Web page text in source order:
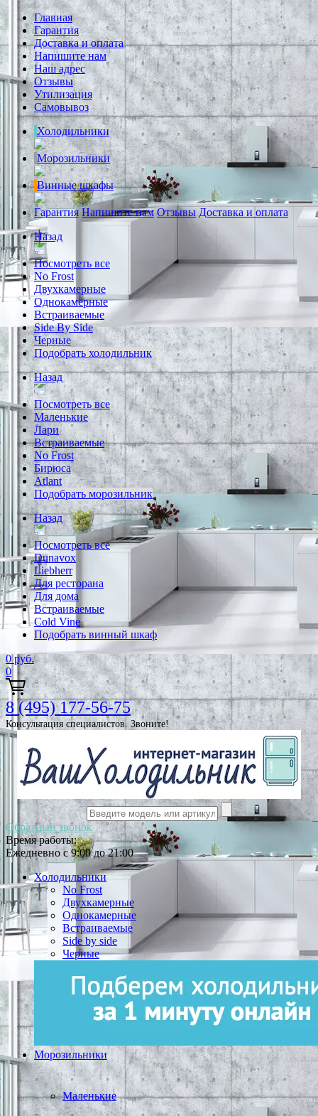
Главная
Гарантия
Доставка и оплата
Напишите нам
Наш адрес
Отзывы
Утилизация
Самовывоз
Холодильники
Морозильники
Винные шкафы
Гарантия Напишите нам Отзывы Доставка и оплата
Назад
Посмотреть все
No Frost
Двухкамерные
Однокамерные
Встраиваемые
Side By Side
Черные
Подобрать холодильник
Назад
Посмотреть все
Маленькие
Лари
Встраиваемые
No Frost
Бирюса
Atlant
Подобрать морозильник
Назад
Посмотреть все
Dunavox
Liebherr
Для ресторана
Для дома
Встраиваемые
Cold Vine
Подобрать винный шкаф
0 руб.
0
8 (495) 177-56-75
Консультация специалистов. Звоните!
Обратный звонок
Время работы:
Ежедневно с 9:00 до 21:00
Холодильники
No Frost
Двухкамерные
Однокамерные
Встраиваемые
Side by side
Черные
Морозильники
Маленькие